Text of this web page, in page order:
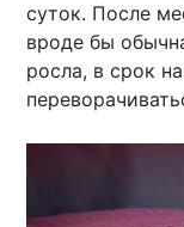
суток. После
вроде бы
росла, в срок